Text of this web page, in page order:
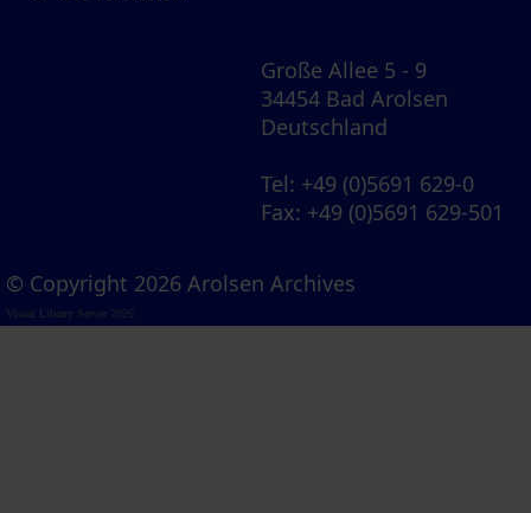
Große Allee 5 - 9
34454 Bad Arolsen
Deutschland
Tel: +49 (0)5691 629-0
Fax: +49 (0)5691 629-501
© Copyright 2026 Arolsen Archives
Visual Library Server 2026